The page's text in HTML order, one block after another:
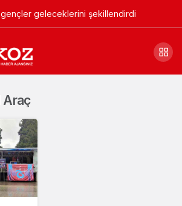
gençler geleceklerini şekillendirdi
Araç